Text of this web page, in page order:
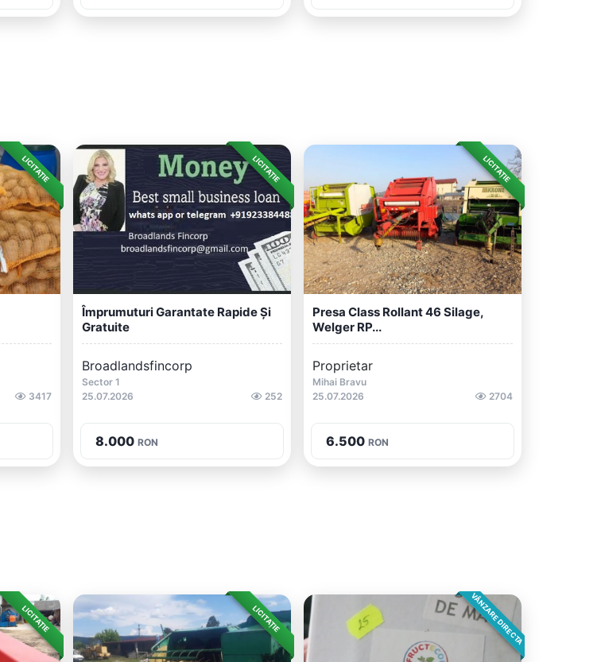
LICITAȚIE
3417
LICITAȚIE
Împrumuturi Garantate Rapide Și
Gratuite
Broadlandsfincorp
Sector 1
25.07.2026
252
8.000 RON
LICITAȚIE
Presa Class Rollant 46 Silage,
Welger RP...
Proprietar
Mihai Bravu
25.07.2026
2704
6.500 RON
LICITAȚIE LICITAȚIE VÂNZARE DIRECTA